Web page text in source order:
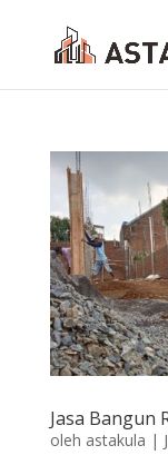
Jasa Bangun
oleh astakula |